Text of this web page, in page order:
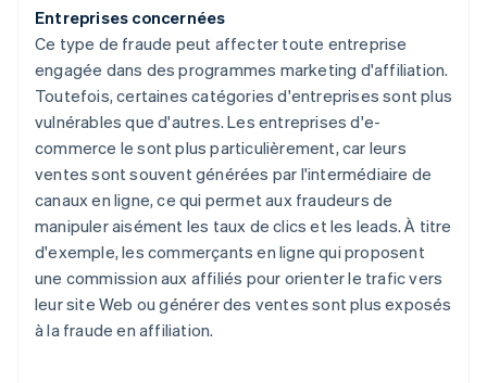
Entreprises concernées
Ce type de fraude peut affecter toute entreprise
engagée dans des programmes marketing d'affiliation.
Toutefois, certaines catégories d'entreprises sont plus
vulnérables que d'autres. Les entreprises d'e-
commerce le sont plus particulièrement, car leurs
ventes sont souvent générées par l'intermédiaire de
canaux en ligne, ce qui permet aux fraudeurs de
manipuler aisément les taux de clics et les leads. À titre
d'exemple, les commerçants en ligne qui proposent
une commission aux affiliés pour orienter le trafic vers
leur site Web ou générer des ventes sont plus exposés
à la fraude en affiliation.